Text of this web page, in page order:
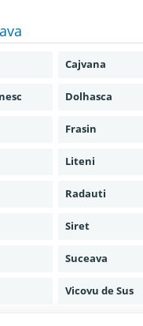
Cajvana
Dolhasca
Frasin
Liteni
Radauti
Siret
Suceava
Vicovu de Sus